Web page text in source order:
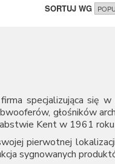
SORTUJ WG
specjalizująca się
głośników
Kent w 1961 roku
pierwotnej
sygnowanych